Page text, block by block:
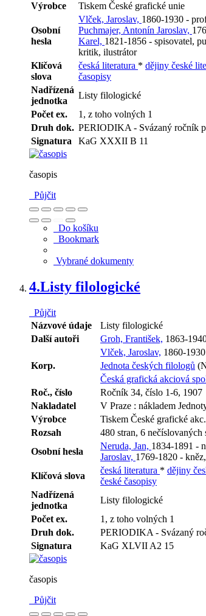
Výrobce
Tiskem České grafické unie
Osobní
hesla
Vlček, Jaroslav, 1860-1930 -
Puchmajer, Antonín Jaroslav,
Karel, 1821-1856 - spisovatel,
kritik, ilustrátor
Klíčová
slova
česká literatura * dějiny české
časopisy
Nadřízená
jednotka
Listy filologické
Počet ex.
1, z toho volných 1
Druh dok. PERIODIKA - Svázaný ročník
Signatura
KaG XXXII B 11
časopis
Půjčit
Do košíku
Bookmark
Vybrané dokumenty
4.Listy filologické
Půjčit
Názvové údaje
Listy filologické
Další autoři
Groh, František, 1863-
Vlček, Jaroslav, 1860-
Korp.
Jednota českých filologů
Česká grafická akciová
Roč., číslo
Ročník 34, číslo 1-6, 1907
Nakladatel
V Praze : nákladem
Výrobce
Tiskem České grafické
Rozsah
480 stran, 6 nečíslovaných
Osobní hesla
Neruda, Jan, 1834-1891 -
Jaroslav, 1769-1820 -
Klíčová slova
česká literatura * dějiny
české časopisy
Nadřízená
jednotka
Listy filologické
Počet ex.
1, z toho volných 1
Druh dok.
PERIODIKA - Svázaný
Signatura
KaG XLVII A2 15
časopis
Půjčit